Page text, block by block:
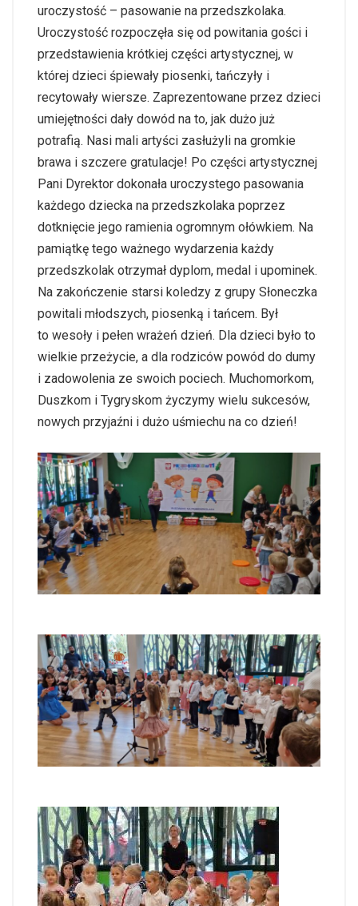
uroczystość – pasowanie na przedszkolaka.
Uroczystość rozpoczęła się od powitania gości i
przedstawienia krótkiej części artystycznej, w
której dzieci śpiewały piosenki, tańczyły i
recytowały wiersze. Zaprezentowane przez dzieci
umiejętności dały dowód na to, jak dużo już
potrafią. Nasi mali artyści zasłużyli na gromkie
brawa i szczere gratulacje! Po części artystycznej
Pani Dyrektor dokonała uroczystego pasowania
każdego dziecka na przedszkolaka poprzez
dotknięcie jego ramienia ogromnym ołówkiem. Na
pamiątkę tego ważnego wydarzenia każdy
przedszkolak otrzymał dyplom, medal i upominek.
Na zakończenie starsi koledzy z grupy Słoneczka
powitali młodszych, piosenką i tańcem. Był
to wesoły i pełen wrażeń dzień. Dla dzieci było to
wielkie przeżycie, a dla rodziców powód do dumy
i zadowolenia ze swoich pociech. Muchomorkom,
Duszkom i Tygryskom życzymy wielu sukcesów,
nowych przyjaźni i dużo uśmiechu na co dzień!